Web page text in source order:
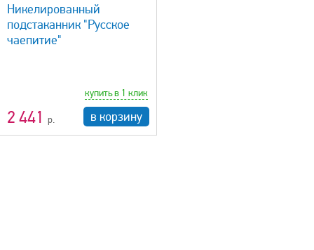
Никелированный
подстаканник "Русское
чаепитие"
2 441
купить в 1 клик
в корзину